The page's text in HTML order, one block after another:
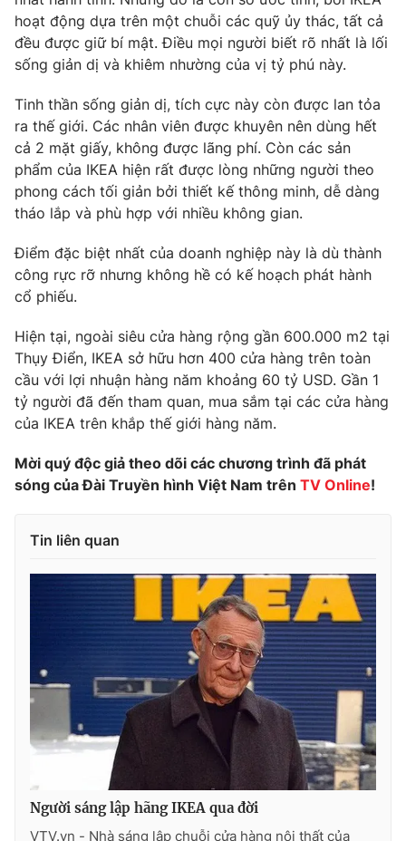
Hitech Công nghệ tương lai
Sản phẩm
Tư vấn
Giao lưu trực tuyến
Chuyên mục khác
Emagazine Podcast
Video Shorts video
VTV Money VTV Thể thao
VTV Sức khoẻ Bất động sản
VTV4 Vươn mình bằng AI
VTV9
Liên hệ tòa soạn English
THỜI BÁO VTV
Theo dõi báo trên
hoạt động dựa trên một chuỗi các quỹ ủy thác, tất cả
đều được giữ bí mật. Điều mọi người biết rõ nhất là lối
sống giản dị và khiêm nhường của vị tỷ phú này.
Tinh thần sống giản dị, tích cực này còn được lan tỏa
ra thế giới. Các nhân viên được khuyên nên dùng hết
cả 2 mặt giấy, không được lãng phí. Còn các sản
phẩm của IKEA hiện rất được lòng những người theo
phong cách tối giản bởi thiết kế thông minh, dễ dàng
tháo lắp và phù hợp với nhiều không gian.
Điểm đặc biệt nhất của doanh nghiệp này là dù thành
công rực rỡ nhưng không hề có kế hoạch phát hành
cổ phiếu.
Hiện tại, ngoài siêu cửa hàng rộng gần 600.000 m2 tại
Thụy Điển, IKEA sở hữu hơn 400 cửa hàng trên toàn
cầu với lợi nhuận hàng năm khoảng 60 tỷ USD. Gần 1
tỷ người đã đến tham quan, mua sắm tại các cửa hàng
của IKEA trên khắp thế giới hàng năm.
Mời quý độc giả theo dõi các chương trình đã phát
sóng của Đài Truyền hình Việt Nam trên TV Online!
Tin liên quan
Người sáng lập hãng IKEA qua đời
VTV.vn - Nhà sáng lập chuỗi cửa hàng nội thất của